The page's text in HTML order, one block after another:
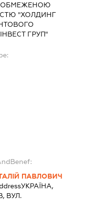
ОБМЕЖЕНОЮ
"ХОЛДИНГ
ГРУП"
ПАВЛОВИЧ
УКРАЇНА,
ВУЛ.